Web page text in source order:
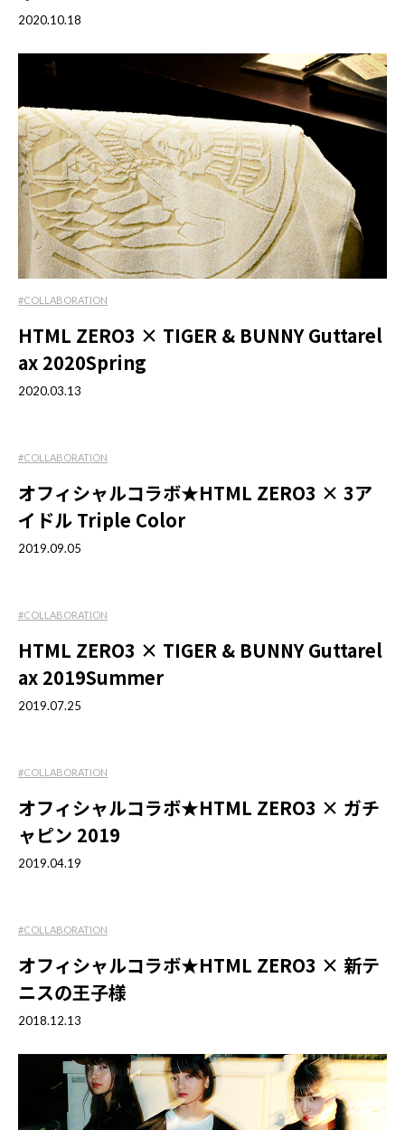
2020.10.18
#COLLABORATION
HTML ZERO3 × TIGER & BUNNY Guttarel
ax 2020Spring
2020.03.13
#COLLABORATION
オフィシャルコラボ★HTML ZERO3 × 3ア
イドル Triple Color
2019.09.05
#COLLABORATION
HTML ZERO3 × TIGER & BUNNY Guttarel
ax 2019Summer
2019.07.25
#COLLABORATION
オフィシャルコラボ★HTML ZERO3 × ガチ
ャピン 2019
2019.04.19
#COLLABORATION
オフィシャルコラボ★HTML ZERO3 × 新テ
ニスの王子様
2018.12.13